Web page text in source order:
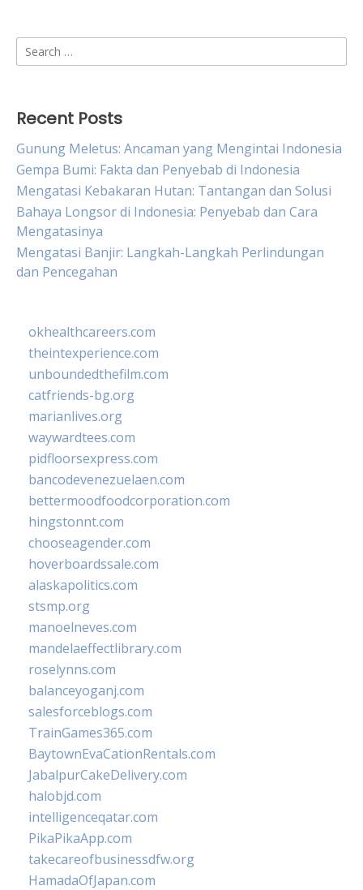
Search
for:
Recent Posts
Gunung Meletus: Ancaman yang Mengintai Indonesia
Gempa Bumi: Fakta dan Penyebab di Indonesia
Mengatasi Kebakaran Hutan: Tantangan dan Solusi
Bahaya Longsor di Indonesia: Penyebab dan Cara
Mengatasinya
Mengatasi Banjir: Langkah-Langkah Perlindungan
dan Pencegahan
okhealthcareers.com
theintexperience.com
unboundedthefilm.com
catfriends-bg.org
marianlives.org
waywardtees.com
pidfloorsexpress.com
bancodevenezuelaen.com
bettermoodfoodcorporation.com
hingstonnt.com
chooseagender.com
hoverboardssale.com
alaskapolitics.com
stsmp.org
manoelneves.com
mandelaeffectlibrary.com
roselynns.com
balanceyoganj.com
salesforceblogs.com
TrainGames365.com
BaytownEvaCationRentals.com
JabalpurCakeDelivery.com
halobjd.com
intelligenceqatar.com
PikaPikaApp.com
takecareofbusinessdfw.org
HamadaOfJapan.com